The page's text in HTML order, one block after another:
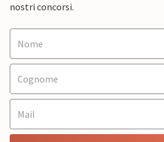
nostri concorsi.